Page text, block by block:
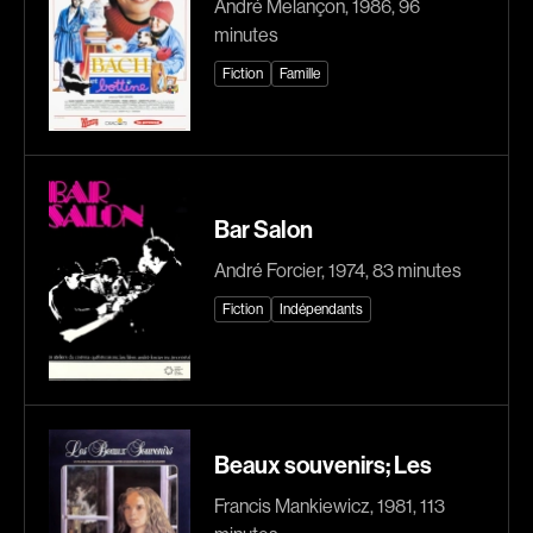
Caron-Guay Hubert
Carré Louise
Carrier Louis-Georges
Carrière Bruno
Carrière Marcel
Carthew KC
Castravelli Claude
Cayrol Jean
Chabrol Claude
Champagne Louis
Charbonneau Mélanie
Charlebois Lyne
Chartrand Alain
Chetwynd Lionel
Chevigny Pier-Philippe
Chicoine Alain
Chif Junna
Chila Dominique
Chokri Monia
André Melançon, 1986, 96
minutes
Fiction Famille
Bar Salon
André Forcier, 1974, 83 minutes
Fiction Indépendants
Beaux souvenirs; Les
Francis Mankiewicz, 1981, 113